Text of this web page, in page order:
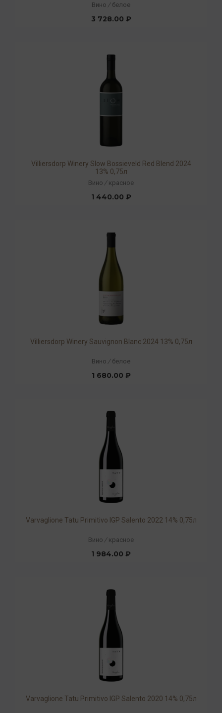
Вино / белое
3 728.00 ₽
Villiersdorp Winery Slow Bossieveld Red Blend 2024
13% 0,75л
Вино / красное
1 440.00 ₽
Villiersdorp Winery Sauvignon Blanc 2024 13% 0,75л
Вино / белое
1 680.00 ₽
Varvaglione Tatu Primitivo IGP Salento 2022 14% 0,75л
Вино / красное
1 984.00 ₽
Varvaglione Tatu Primitivo IGP Salento 2020 14% 0,75л